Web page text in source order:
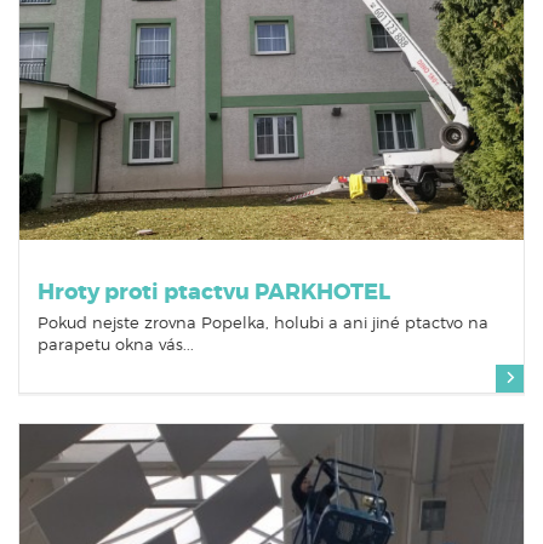
Hroty proti ptactvu PARKHOTEL
Pokud nejste zrovna Popelka, holubi a ani jiné ptactvo na
parapetu okna vás...